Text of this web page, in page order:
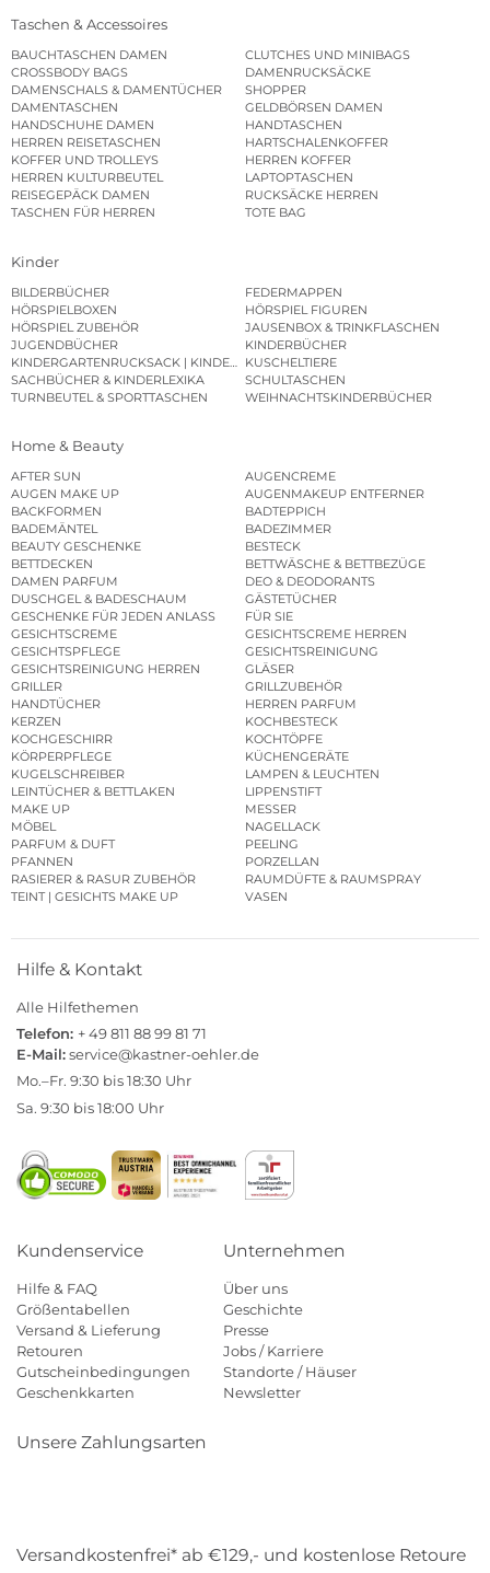
Taschen & Accessoires
BAUCHTASCHEN DAMEN
CLUTCHES UND MINIBAGS
CROSSBODY BAGS
DAMENRUCKSÄCKE
DAMENSCHALS & DAMENTÜCHER
SHOPPER
DAMENTASCHEN
GELDBÖRSEN DAMEN
HANDSCHUHE DAMEN
HANDTASCHEN
HERREN REISETASCHEN
HARTSCHALENKOFFER
KOFFER UND TROLLEYS
HERREN KOFFER
HERREN KULTURBEUTEL
LAPTOPTASCHEN
REISEGEPÄCK DAMEN
RUCKSÄCKE HERREN
TASCHEN FÜR HERREN
TOTE BAG
Kinder
BILDERBÜCHER
FEDERMAPPEN
HÖRSPIELBOXEN
HÖRSPIEL FIGUREN
HÖRSPIEL ZUBEHÖR
JAUSENBOX & TRINKFLASCHEN
JUGENDBÜCHER
KINDERBÜCHER
KINDERGARTENRUCKSACK | KINDERGARTENBEUTEL
KUSCHELTIERE
SACHBÜCHER & KINDERLEXIKA
SCHULTASCHEN
TURNBEUTEL & SPORTTASCHEN
WEIHNACHTSKINDERBÜCHER
Home & Beauty
AFTER SUN
AUGENCREME
AUGEN MAKE UP
AUGENMAKEUP ENTFERNER
BACKFORMEN
BADTEPPICH
BADEMÄNTEL
BADEZIMMER
BEAUTY GESCHENKE
BESTECK
BETTDECKEN
BETTWÄSCHE & BETTBEZÜGE
DAMEN PARFUM
DEO & DEODORANTS
DUSCHGEL & BADESCHAUM
GÄSTETÜCHER
GESCHENKE FÜR JEDEN ANLASS
FÜR SIE
GESICHTSCREME
GESICHTSCREME HERREN
GESICHTSPFLEGE
GESICHTSREINIGUNG
GESICHTSREINIGUNG HERREN
GLÄSER
GRILLER
GRILLZUBEHÖR
HANDTÜCHER
HERREN PARFUM
KERZEN
KOCHBESTECK
KOCHGESCHIRR
KOCHTÖPFE
KÖRPERPFLEGE
KÜCHENGERÄTE
KUGELSCHREIBER
LAMPEN & LEUCHTEN
LEINTÜCHER & BETTLAKEN
LIPPENSTIFT
MAKE UP
MESSER
MÖBEL
NAGELLACK
PARFUM & DUFT
PEELING
PFANNEN
PORZELLAN
RASIERER & RASUR ZUBEHÖR
RAUMDÜFTE & RAUMSPRAY
TEINT | GESICHTS MAKE UP
VASEN
Hilfe & Kontakt
Alle Hilfethemen
Telefon: + 49 811 88 99 81 71
E-Mail:service@kastner-oehler.de
Mo.–Fr. 9:30 bis 18:30 Uhr
Sa. 9:30 bis 18:00 Uhr
Kundenservice
Hilfe & FAQ
Größentabellen
Versand & Lieferung
Retouren
Gutscheinbedingungen
Geschenkkarten
Unternehmen
Über uns
Geschichte
Presse
Jobs / Karriere
Standorte / Häuser
Newsletter
Unsere Zahlungsarten
Versandkostenfrei* ab €129,- und kostenlose Retoure